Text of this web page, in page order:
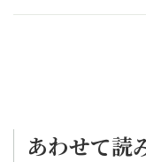
の整え方】
あわせて読